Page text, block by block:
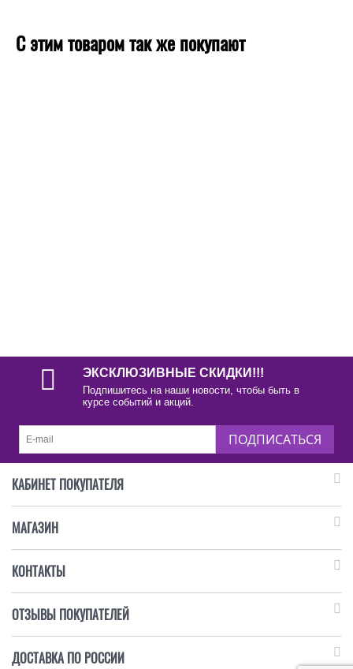
С этим товаром так же покупают
ЭКСКЛЮЗИВНЫЕ СКИДКИ!!!
Подпишитесь на наши новости, чтобы быть в
курсе событий и акций.
ПОДПИСАТЬСЯ
КАБИНЕТ ПОКУПАТЕЛЯ
МАГАЗИН
КОНТАКТЫ
ОТЗЫВЫ ПОКУПАТЕЛЕЙ
ДОСТАВКА ПО РОССИИ